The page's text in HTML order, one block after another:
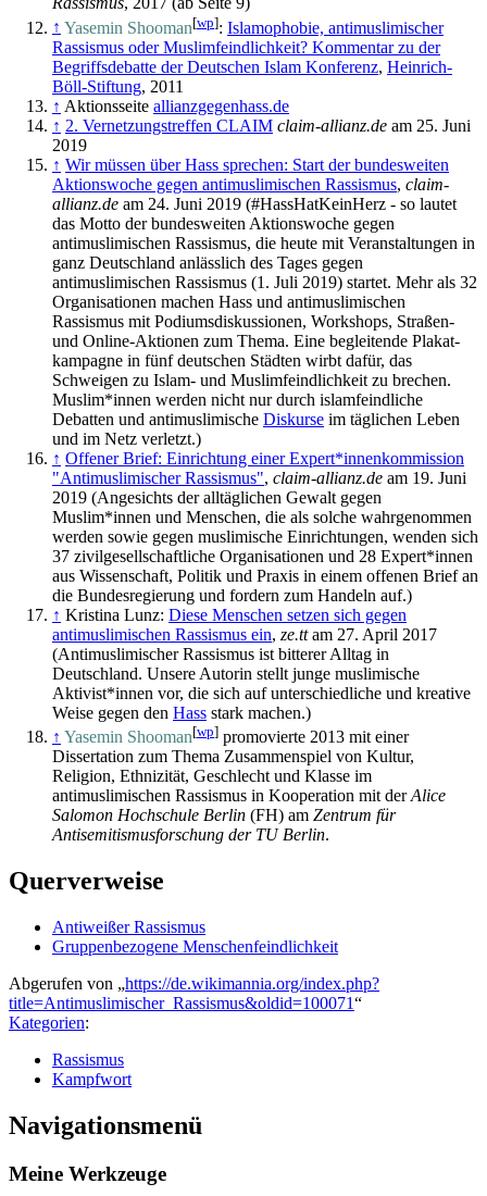
↑ Yasemin Shooman[wp]: Islamophobie, antimuslimischer
Rassismus oder Muslimfeindlichkeit? Kommentar zu der
Begriffsdebatte der Deutschen Islam Konferenz, Heinrich-
Böll-Stiftung, 2011
↑ Aktionsseite allianzgegenhass.de
↑ 2. Vernet­zungs­treffen CLAIM claim-allianz.de am 25. Juni
2019
↑ Wir müssen über Hass sprechen: Start der bundesweiten
Aktionswoche gegen antimuslimischen Rassismus, claim-
allianz.de am 24. Juni 2019 (#HassHatKeinHerz - so lautet
das Motto der bundesweiten Aktionswoche gegen
antimuslimischen Rassismus, die heute mit Veranstaltungen in
ganz Deutschland anlässlich des Tages gegen
antimuslimischen Rassismus (1. Juli 2019) startet. Mehr als 32
Organisationen machen Hass und anti­muslimischen
Rassismus mit Podiums­diskussionen, Workshops, Straßen-
und Online-Aktionen zum Thema. Eine begleitende Plakat­
kampagne in fünf deutschen Städten wirbt dafür, das
Schweigen zu Islam- und Muslim­feindlichkeit zu brechen.
Muslim*innen werden nicht nur durch islam­feindliche
Debatten und anti­muslimische Diskurse im täglichen Leben
und im Netz verletzt.)
↑ Offener Brief: Einrichtung einer Expert*innen­kom­mission
"Antimus­li­mi­scher Rassismus", claim-allianz.de am 19. Juni
2019 (Angesichts der alltäglichen Gewalt gegen
Muslim*innen und Menschen, die als solche wahrgenommen
werden sowie gegen muslimische Einrichtungen, wenden sich
37 zivil­gesellschaftliche Organisationen und 28 Expert*innen
aus Wissenschaft, Politik und Praxis in einem offenen Brief an
die Bundesregierung und fordern zum Handeln auf.)
↑ Kristina Lunz: Diese Menschen setzen sich gegen
antimuslimischen Rassismus ein, ze.ttam 27. April 2017
(Antimuslimischer Rassismus ist bitterer Alltag in
Deutschland. Unsere Autorin stellt junge muslimische
Aktivist*innen vor, die sich auf unterschiedliche und kreative
Weise gegen den Hass stark machen.)
↑ Yasemin Shooman[wp] promovierte 2013 mit einer
Dissertation zum Thema Zusammenspiel von Kultur,
Religion, Ethnizität, Geschlecht und Klasse im
antimuslimischen Rassismus in Kooperation mit derAlice
Salomon Hochschule Berlin (FH) am Zentrum für
Antisemitismus­forschung der TU Berlin.
Querverweise
Antiweißer Rassismus
Gruppenbezogene Menschenfeindlichkeit
Abgerufen von „https://de.wikimannia.org/index.php?
title=Antimuslimischer_Rassismus&oldid=100071“
Kategorien:
Rassismus
Kampfwort
Navigationsmenü
Meine Werkzeuge